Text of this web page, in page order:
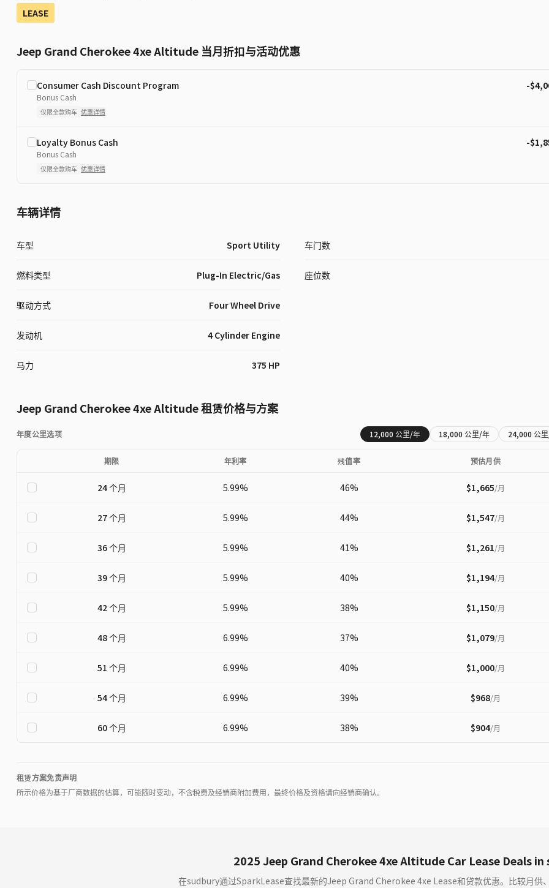
LEASE
Jeep Grand Cherokee 4xe Altitude 当月折扣与活动优惠
Consumer Cash Discount Program
Bonus Cash
仅限全款购车 优惠详情
-
Loyalty Bonus Cash
Bonus Cash
仅限全款购车 优惠详情
-
车辆详情
车型 Sport Utility
燃料类型 Plug-In Electric/Gas
驱动方式 Four Wheel Drive
发动机 4 Cylinder Engine
马力 375 HP
车门数
座位数
Jeep Grand Cherokee 4xeAltitude租赁价格与方案
年度公里选项 12,000 公里/年 18,000 公里/年 24,000 公
期限 年利率 残值率 预估月供
24个月 5.99% 46% $1,665/月
27个月 5.99% 44% $1,547/月
36个月 5.99% 41% $1,261/月
39个月 5.99% 40% $1,194/月
42个月 5.99% 38% $1,150/月
48个月 6.99% 37% $1,079/月
51 个月 6.99% 40% $1,000/月
54个月 6.99% 39% $968/月
60个月 6.99% 38% $904/月
租赁方案免责声明
所示价格为基于厂商数据的估算，可能随时变动，不含税费及经销商附加费用，最终价格及资格请向经销商确认。
2025 Jeep Grand Cherokee 4xe Altitude Car Lease Deals
在sudbury通过SparkLease查找最新的Jeep Grand Cherokee 4xe Lease和贷款优惠。比较月供